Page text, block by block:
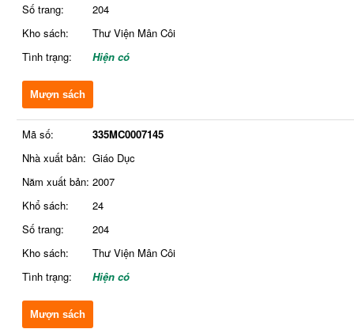
Số trang:
204
Kho sách:
Thư Viện Mân Côi
Tình trạng:
Hiện có
Mượn sách
Mã số:
335MC0007145
Nhà xuất bản: Giáo Dục
Năm xuất bản: 2007
Khổ sách:
24
Số trang:
204
Kho sách:
Thư Viện Mân Côi
Tình trạng:
Hiện có
Mượn sách